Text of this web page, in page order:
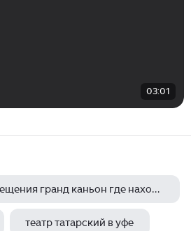
03:01
театр плоды просвещения гранд каньон где находится
театр татарский в уфе